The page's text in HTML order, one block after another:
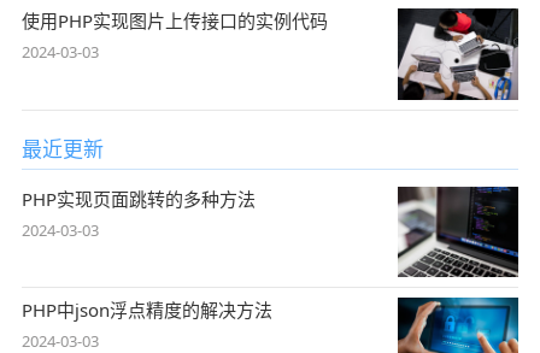
使用PHP实现图片上传接口的实例代码
2024-03-03
最近更新
PHP实现页面跳转的多种方法
2024-03-03
PHP中json浮点精度的解决方法
2024-03-03